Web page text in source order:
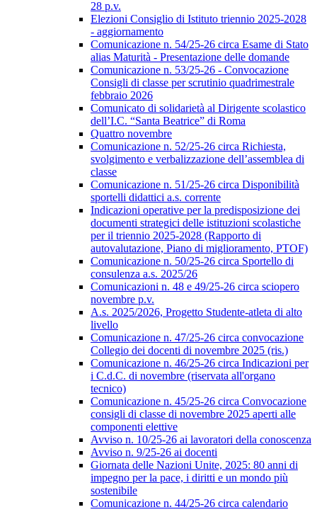
28 p.v.
Elezioni Consiglio di Istituto triennio 2025-2028
- aggiornamento
Comunicazione n. 54/25-26 circa Esame di Stato
alias Maturità - Presentazione delle domande
Comunicazione n. 53/25-26 - Convocazione
Consigli di classe per scrutinio quadrimestrale
febbraio 2026
Comunicato di solidarietà al Dirigente scolastico
dell’I.C. “Santa Beatrice” di Roma
Quattro novembre
Comunicazione n. 52/25-26 circa Richiesta,
svolgimento e verbalizzazione dell’assemblea di
classe
Comunicazione n. 51/25-26 circa Disponibilità
sportelli didattici a.s. corrente
Indicazioni operative per la predisposizione dei
documenti strategici delle istituzioni scolastiche
per il triennio 2025-2028 (Rapporto di
autovalutazione, Piano di miglioramento, PTOF)
Comunicazione n. 50/25-26 circa Sportello di
consulenza a.s. 2025/26
Comunicazioni n. 48 e 49/25-26 circa sciopero
novembre p.v.
A.s. 2025/2026, Progetto Studente-atleta di alto
livello
Comunicazione n. 47/25-26 circa convocazione
Collegio dei docenti di novembre 2025 (ris.)
Comunicazione n. 46/25-26 circa Indicazioni per
i C.d.C. di novembre (riservata all'organo
tecnico)
Comunicazione n. 45/25-26 circa Convocazione
consigli di classe di novembre 2025 aperti alle
componenti elettive
Avviso n. 10/25-26 ai lavoratori della conoscenza
Avviso n. 9/25-26 ai docenti
Giornata delle Nazioni Unite, 2025: 80 anni di
impegno per la pace, i diritti e un mondo più
sostenibile
Comunicazione n. 44/25-26 circa calendario